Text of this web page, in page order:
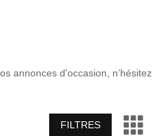
annonces d'occasion, n’hésitez
FILTRES